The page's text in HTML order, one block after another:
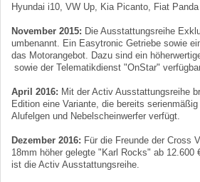
Hyundai i10, VW Up, Kia Picanto, Fiat Panda
November 2015: Die Ausstattungsreihe
umbenannt. Ein Easytronic Getriebe sowie
das Motorangebot. Dazu sind ein
sowie der Telematikdienst "OnStar"
April 2016: Mit der Activ Ausstattungsreihe
Edition eine Variante, die bereits serienmäßig
Alufelgen und Nebelscheinwerfer verfügt.
Dezember 2016: Für die Freunde der Cross
18mm höher gelegte "Karl Rocks" ab 12.600
ist die Activ Ausstattungsreihe.